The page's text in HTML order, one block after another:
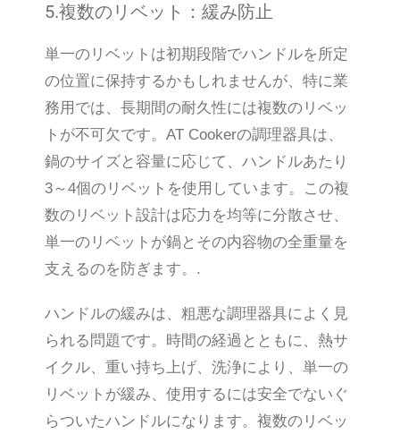
5.複数のリベット：緩み防止
単一のリベットは初期段階でハンドルを所定
の位置に保持するかもしれませんが、特に業
務用では、長期間の耐久性には複数のリベッ
トが不可欠です。AT Cookerの調理器具は、
鍋のサイズと容量に応じて、ハンドルあたり
3～4個のリベットを使用しています。この複
数のリベット設計は応力を均等に分散させ、
単一のリベットが鍋とその内容物の全重量を
支えるのを防ぎます。.
ハンドルの緩みは、粗悪な調理器具によく見
られる問題です。時間の経過とともに、熱サ
イクル、重い持ち上げ、洗浄により、単一の
リベットが緩み、使用するには安全でないぐ
らついたハンドルになります。複数のリベッ